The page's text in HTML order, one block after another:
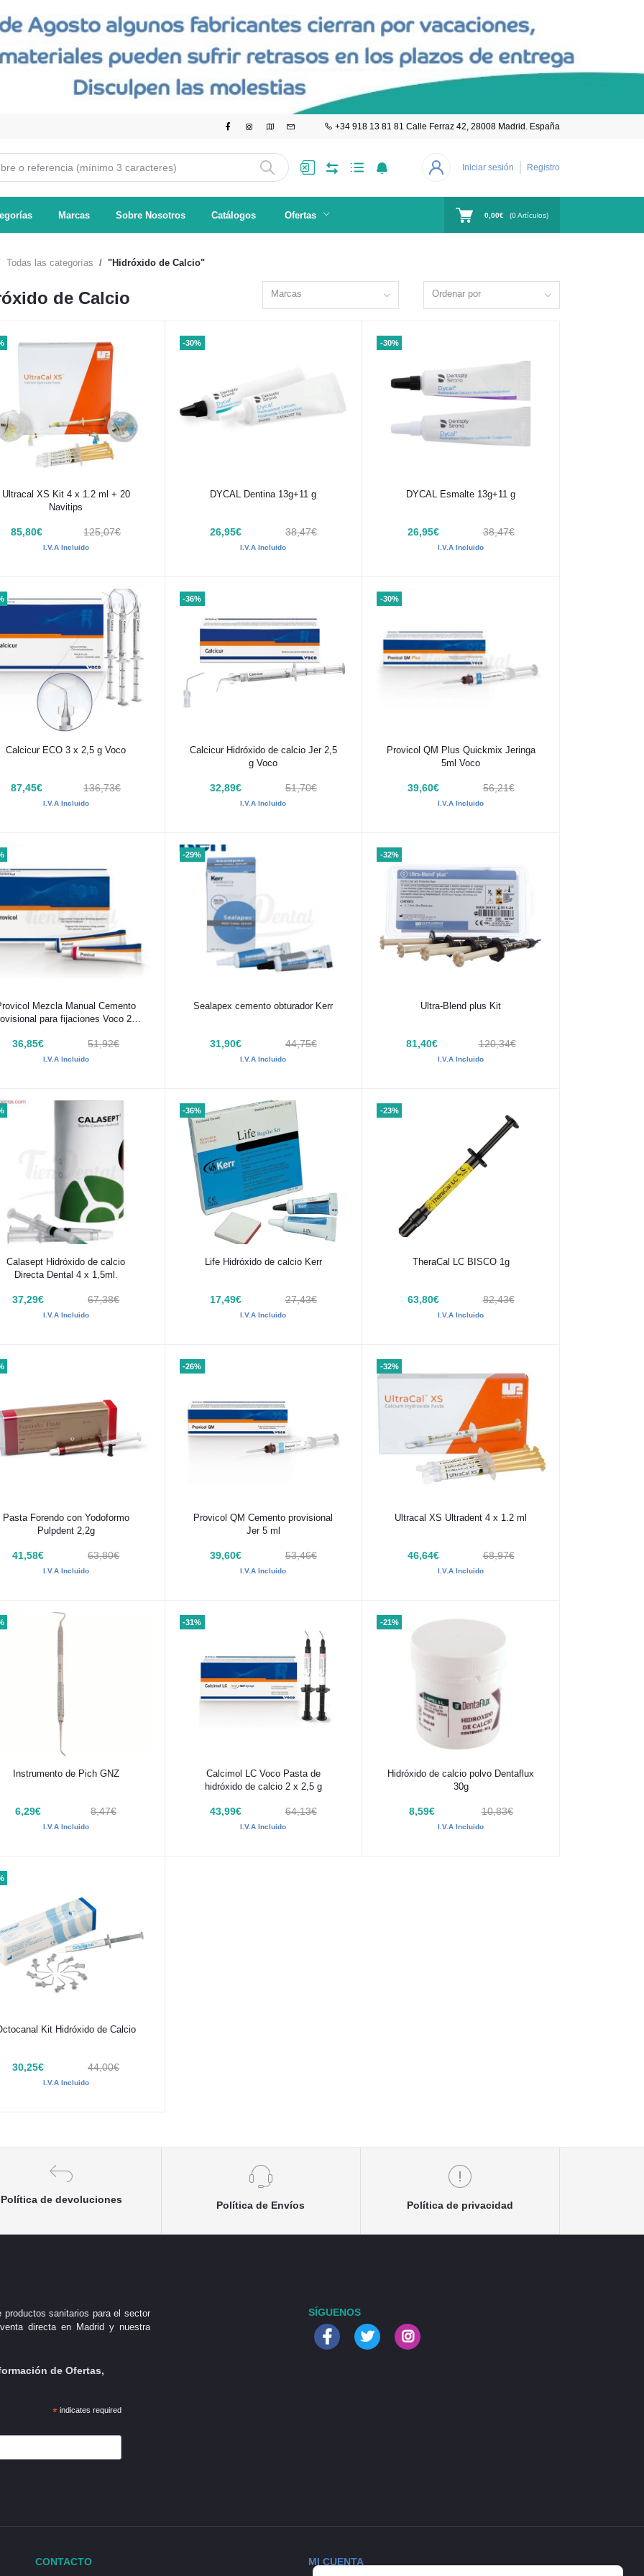
+34 918 13 81 81 Calle Ferraz 42, 28008 Madrid. España
Iniciar sesión Registro
Marcas Sobre Nosotros Catálogos Ofertas 0,00€ (0Artículos)
Todas las categorías "Hidróxido de Calcio"
de Calcio Marcas Ordenar por
Añadir al carrito
Ultracal XS Kit 4 x 1.2 ml + 20
Navitips
85,80€ 125,07€
I.V.A Incluido
-30%
Añadir al carrito
DYCAL Dentina 13g+11 g
26,95€ 38,47€
I.V.A Incluido
-30%
Añadir al carrito
DYCAL Esmalte 13g+11 g
26,95€ 38,47€
I.V.A Incluido
Añadir al carrito Calcicur ECO 3 x 2,5 g Voco
87,45€ 136,73€
I.V.A Incluido
-36%
Añadir al carrito
Calcicur Hidróxido de calcio Jer 2,5
g Voco
32,89€ 51,70€
I.V.A Incluido
-30%
Añadir al carrito
Provicol QM Plus Quickmix Jeringa
5ml Voco
39,60€ 56,21€
I.V.A Incluido
Añadir al carrito
Mezcla Manual Cemento
para fijaciones Voco 2 x
36,85€ 51,92€
I.V.A Incluido
-29%
Añadir al carrito
Sealapex cemento obturador Kerr
31,90€ 44,75€
I.V.A Incluido
-32%
Añadir al carrito
Ultra-Blend plus Kit
81,40€ 120,34€
I.V.A Incluido
Añadir al carrito
Calasept Hidróxido de calcio
Directa Dental 4 x 1,5ml.
37,29€ 67,38€
I.V.A Incluido
-36%
Añadir al carrito
Life Hidróxido de calcio Kerr
17,49€ 27,43€
I.V.A Incluido
-23%
Añadir al carrito
TheraCal LC BISCO 1g
63,80€ 82,43€
I.V.A Incluido
Añadir al carrito
Pasta Forendo con Yodoformo
Pulpdent 2,2g
41,58€ 63,80€
I.V.A Incluido
-26%
Añadir al carrito
Provicol QM Cemento provisional
Jer 5 ml
39,60€ 53,46€
I.V.A Incluido
-32%
Añadir al carrito
Ultracal XS Ultradent 4 x 1.2 ml
46,64€ 68,97€
I.V.A Incluido
Añadir al carrito
Instrumento de Pich GNZ
6,29€ 8,47€
I.V.A Incluido
-31%
Añadir al carrito
Calcimol LC Voco Pasta de
hidróxido de calcio 2 x 2,5 g
43,99€ 64,13€
I.V.A Incluido
-21%
Añadir al carrito
Hidróxido de calcio polvo Dentaflux
30g
8,59€ 10,83€
I.V.A Incluido
Añadir al carrito
Kit Hidróxido de Calcio
30,25€ 44,00€
I.V.A Incluido
Política de devoluciones
Política de Envíos Política de privacidad
sanitarios para el sector
directa en Madrid y nuestra
de Ofertas,
* indicates required
SÍGUENOS
CONTACTO MI CUENTA